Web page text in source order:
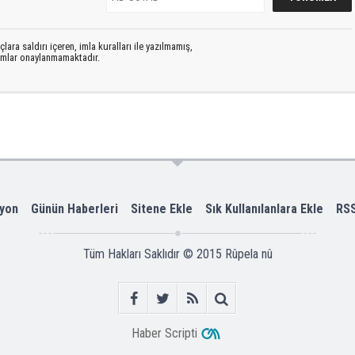
saldırı içeren, imla kuralları ile yazılmamış,
onaylanmamaktadır.
Günün Haberleri Sitene Ekle Sık Kullanılanlara Ekle
Tüm Hakları Saklıdır © 2015 Rûpela nû
Haber Scripti